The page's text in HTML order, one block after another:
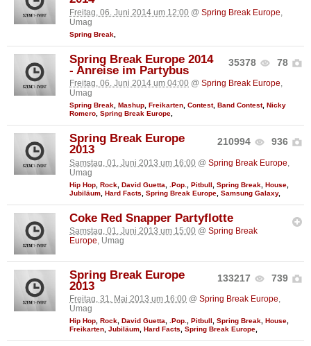
Freitag, 06. Juni 2014 um 12:00 @ Spring Break Europe,
Umag
Spring Break
35378 78
Spring Break Europe 2014
- Anreise im Partybus
Freitag, 06. Juni 2014 um 04:00 @ Spring Break Europe,
Umag
Spring Break Mashup Freikarten Contest, Band Contest, Nicky
Romero Spring Break Europe
210994 936
Spring Break Europe
2013
Samstag, 01. Juni 2013 um 16:00 @ Spring Break Europe
Umag
Hip Hop Rock David Guetta .Pop. Pitbull Spring Break House
Jubiläum Hard Facts Spring Break Europe Samsung Galaxy,
Coke Red Snapper Partyflotte
Samstag, 01. Juni 2013 um 15:00 @ Spring Break
Europe, Umag
133217 739
Spring Break Europe
2013
Freitag, 31. Mai 2013 um 16:00 @ Spring Break Europe,
Umag
Hip Hop Rock David Guetta .Pop. Pitbull Spring Break House
Freikarten Jubiläum Hard Facts Spring Break Europe